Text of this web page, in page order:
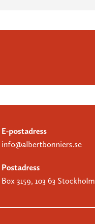
E-postadress
info@albertbonniers.se
Postadress
Box 3159, 103 63 Stockholm